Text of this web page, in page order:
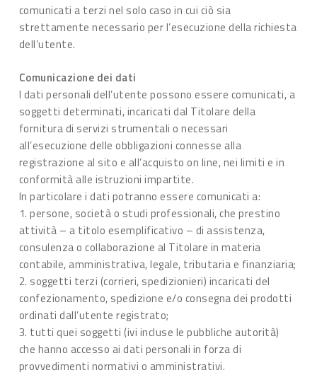
comunicati a terzi nel solo caso in cui ciò sia
strettamente necessario per l’esecuzione della richiesta
dell’utente.
Comunicazione dei dati
I dati personali dell’utente possono essere comunicati, a
soggetti determinati, incaricati dal Titolare della
fornitura di servizi strumentali o necessari
all’esecuzione delle obbligazioni connesse alla
registrazione al sito e all’acquisto on line, nei limiti e in
conformità alle istruzioni impartite.
In particolare i dati potranno essere comunicati a:
1. persone, società o studi professionali, che prestino
attività – a titolo esemplificativo – di assistenza,
consulenza o collaborazione al Titolare in materia
contabile, amministrativa, legale, tributaria e finanziaria;
2. soggetti terzi (corrieri, spedizionieri) incaricati del
confezionamento, spedizione e/o consegna dei prodotti
ordinati dall’utente registrato;
3. tutti quei soggetti (ivi incluse le pubbliche autorità)
che hanno accesso ai dati personali in forza di
provvedimenti normativi o amministrativi.